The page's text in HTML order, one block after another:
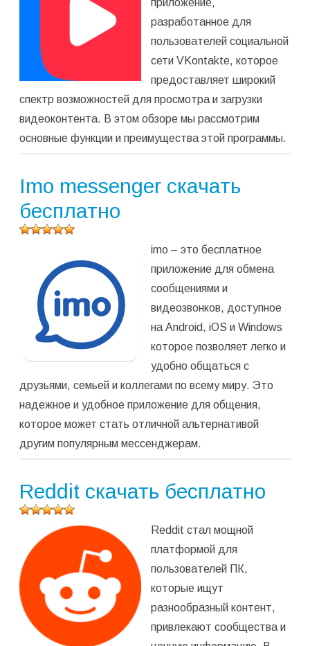
среднее:
приложение,
разработанное для
пользователей социальной
сети VKontakte, которое
предоставляет широкий
спектр возможностей для просмотра и загрузки
видеоконтента. В этом обзоре мы рассмотрим
основные функции и преимущества этой программы.
Imo messenger скачать
бесплатно
954
оценок,
среднее:
5,00 из 5)
imo – это бесплатное
приложение для обмена
сообщениями и
видеозвонков, доступное
на Android, iOS и Windows
которое позволяет легко и
удобно общаться с
друзьями, семьей и коллегами по всему миру. Это
надежное и удобное приложение для общения,
которое может стать отличной альтернативой
другим популярным мессенджерам.
Reddit скачать бесплатно
Оцените
программу
(
среднее:
5,00
из 5)
Reddit стал мощной
платформой для
пользователей ПК,
которые ищут
разнообразный контент,
привлекают сообщества и